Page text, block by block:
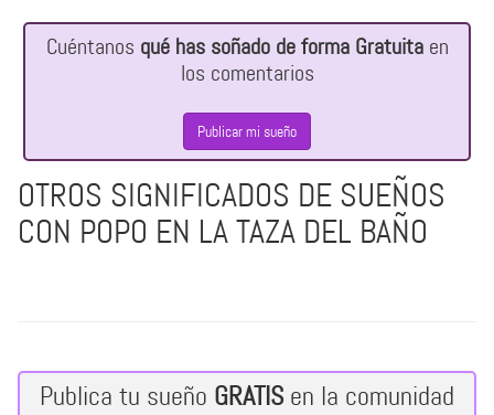
Cuéntanos qué has soñado de forma Gratuitaen
los comentarios
Publicar mi sueño
OTROS SIGNIFICADOS DE SUEÑOS
CON POPO EN LA TAZA DEL BAÑO
Publica tu sueño GRATISen la comunidad